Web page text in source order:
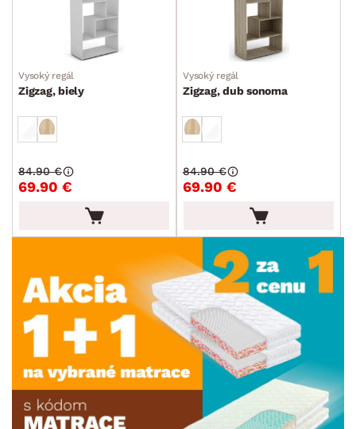
Vysoký regál
Zigzag, biely
69.90 €
84.90 €
Vysoký regál
Zigzag, dub sonoma
69.90 €
84.90 €